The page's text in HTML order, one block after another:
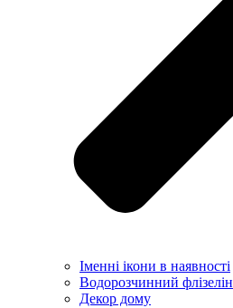
Іменні ікони в наявності
Водорозчинний флізелін
Декор дому